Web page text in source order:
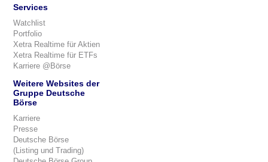
Services
Watchlist
Portfolio
Xetra Realtime für Aktien
Xetra Realtime für ETFs
Karriere @Börse
Weitere Websites der
Gruppe Deutsche
Börse
Karriere
Presse
Deutsche Börse
(Listing und Trading)